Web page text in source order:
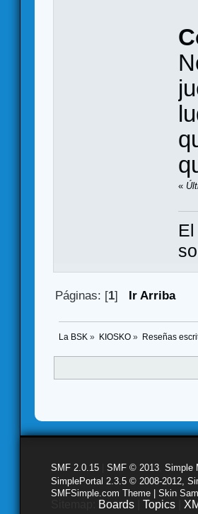
«
Páginas: [1] Ir Arriba
La BSK » KIOSKO» Reseñas
SMF 2.0.15 SMF © 2013 Simple
SimplePortal 2.3.5 © 2008-2012,
SMFSimple.com Theme | Skin
Boards Topics